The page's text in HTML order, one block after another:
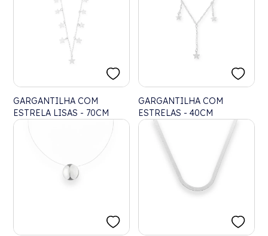
GARGANTILHA COM
ESTRELA LISAS - 70CM
GARGANTILHA COM
ESTRELAS - 40CM